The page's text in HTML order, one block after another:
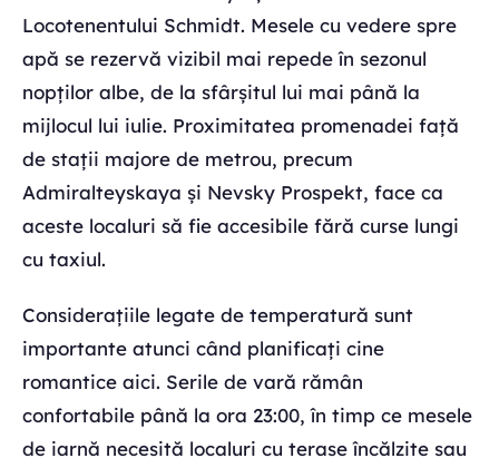
Locotenentului Schmidt. Mesele cu vedere spre
apă se rezervă vizibil mai repede în sezonul
nopților albe, de la sfârșitul lui mai până la
mijlocul lui iulie. Proximitatea promenadei față
de stații majore de metrou, precum
Admiralteyskaya și Nevsky Prospekt, face ca
aceste localuri să fie accesibile fără curse lungi
cu taxiul.
Considerațiile legate de temperatură sunt
importante atunci când planificați cine
romantice aici. Serile de vară rămân
confortabile până la ora 23:00, în timp ce mesele
de iarnă necesită localuri cu terase încălzite sau